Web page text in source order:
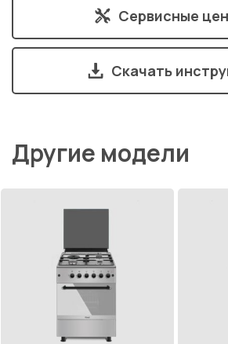
Сервисные
Скачать
Другие модели